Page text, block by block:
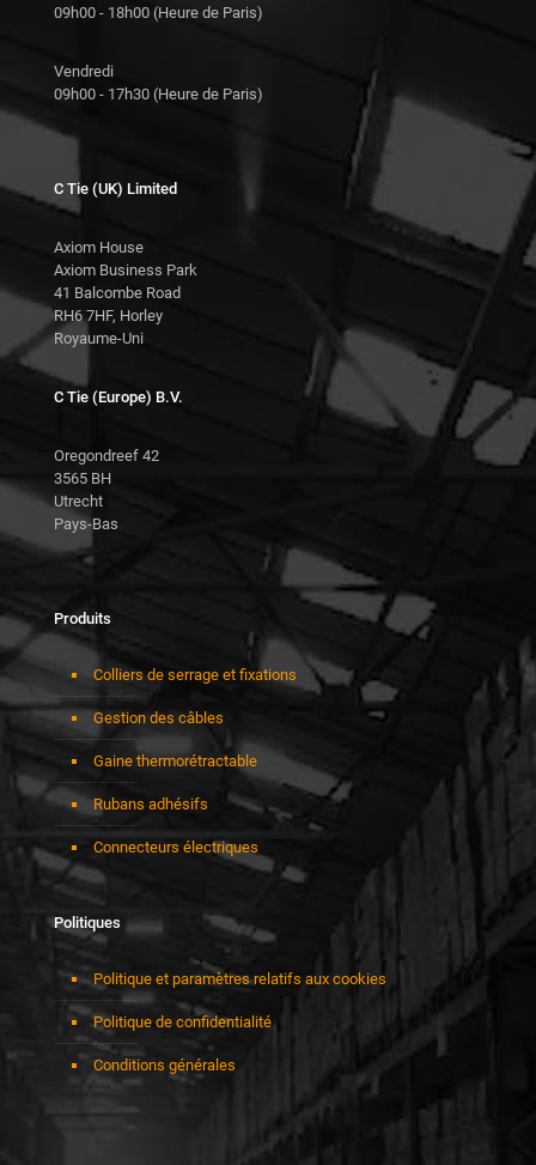
09h00 - 18h00 (Heure de Paris)
Vendredi
09h00 - 17h30 (Heure de Paris)
C Tie (UK) Limited
Axiom House
Axiom Business Park
41 Balcombe Road
RH6 7HF, Horley
Royaume-Uni
C Tie (Europe) B.V.
Oregondreef 42
3565 BH
Utrecht
Pays-Bas
Produits
Colliers de serrage et fixations
Gestion des câbles
Gaine thermorétractable
Rubans adhésifs
Connecteurs électriques
Politiques
Politique et paramètres relatifs aux cookies
Politique de confidentialité
Conditions générales